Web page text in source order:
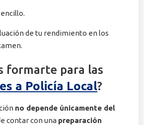
de tu rendimiento en los
formarte para las
a Policía Local?
no depende únicamente del
contar con una preparación